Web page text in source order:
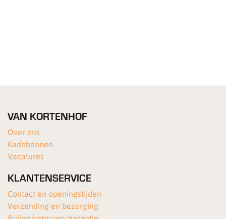
VAN KORTENHOF
Over ons
Kadobonnen
Vacatures
KLANTENSERVICE
Contact en openingstijden
Verzending en bezorging